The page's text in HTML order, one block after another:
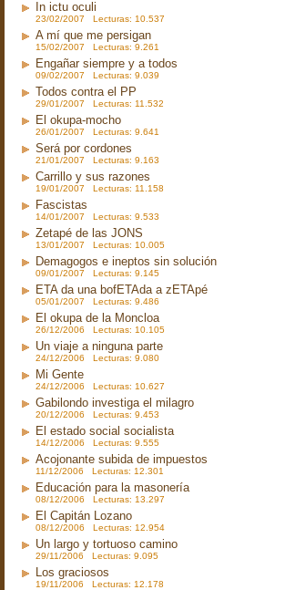
In ictu oculi
23/02/2007 Lecturas: 10.537
A mí que me persigan
15/02/2007 Lecturas: 9.261
Engañar siempre y a todos
09/02/2007 Lecturas: 9.039
Todos contra el PP
29/01/2007 Lecturas: 11.532
El okupa-mocho
26/01/2007 Lecturas: 9.641
Será por cordones
21/01/2007 Lecturas: 9.163
Carrillo y sus razones
19/01/2007 Lecturas: 11.158
Fascistas
14/01/2007 Lecturas: 9.533
Zetapé de las JONS
13/01/2007 Lecturas: 10.005
Demagogos e ineptos sin solución
09/01/2007 Lecturas: 9.145
ETA da una bofETAda a zETApé
05/01/2007 Lecturas: 9.486
El okupa de la Moncloa
26/12/2006 Lecturas: 10.105
Un viaje a ninguna parte
24/12/2006 Lecturas: 9.080
Mi Gente
24/12/2006 Lecturas: 10.627
Gabilondo investiga el milagro
20/12/2006 Lecturas: 9.453
El estado social socialista
14/12/2006 Lecturas: 9.555
Acojonante subida de impuestos
11/12/2006 Lecturas: 12.301
Educación para la masonería
08/12/2006 Lecturas: 13.297
El Capitán Lozano
08/12/2006 Lecturas: 12.954
Un largo y tortuoso camino
29/11/2006 Lecturas: 9.095
Los graciosos
19/11/2006 Lecturas: 12.178